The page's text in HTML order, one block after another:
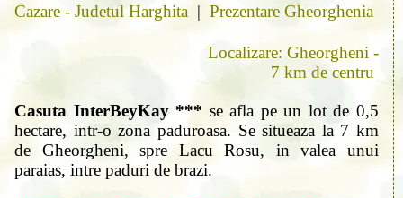
Cazare - Judetul Harghita | Prezentare Gheorghenia
Localizare: Gheorgheni -
7 km de centru
Casuta InterBeyKay *** se afla pe un lot de 0,5
hectare, intr-o zona paduroasa. Se situeaza la 7 km
de Gheorgheni, spre Lacu Rosu, in valea unui
paraias, intre paduri de brazi.